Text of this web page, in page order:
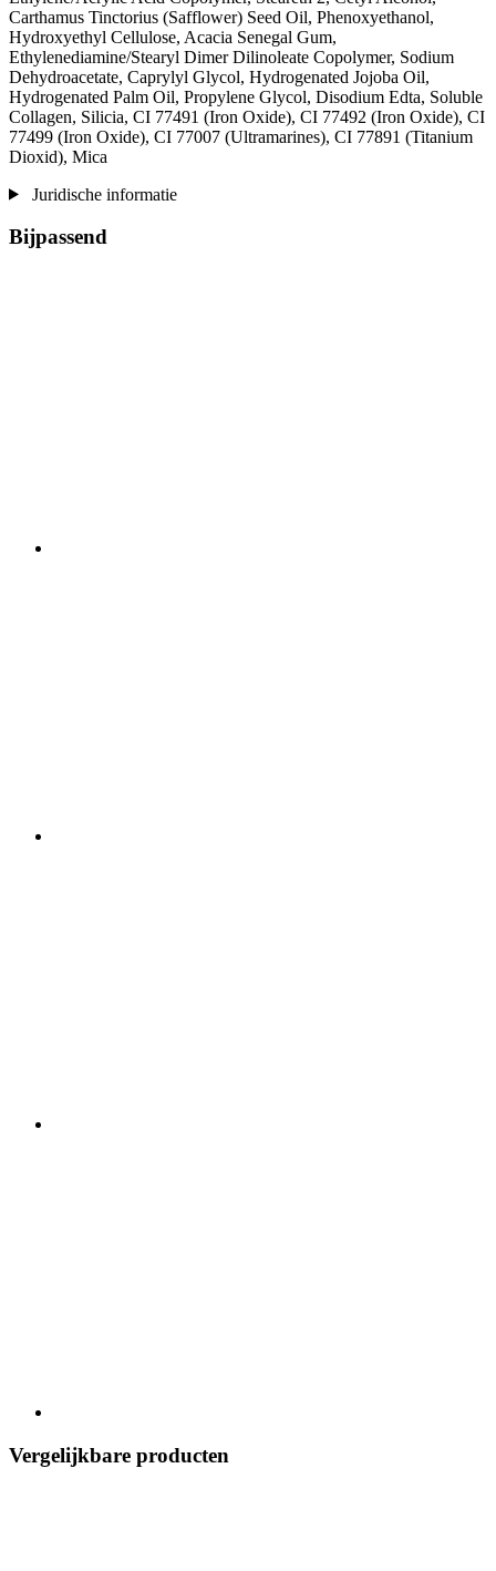
Carthamus Tinctorius (Safflower) Seed Oil, Phenoxyethanol,
Hydroxyethyl Cellulose, Acacia Senegal Gum,
Ethylenediamine/Stearyl Dimer Dilinoleate Copolymer, Sodium
Dehydroacetate, Caprylyl Glycol, Hydrogenated Jojoba Oil,
Hydrogenated Palm Oil, Propylene Glycol, Disodium Edta, Soluble
Collagen, Silicia, CI 77491 (Iron Oxide), CI 77492 (Iron Oxide), CI
77499 (Iron Oxide), CI 77007 (Ultramarines) , CI 77891 (Titanium
Dioxid), Mica
Juridische informatie
Bijpassend
Vergelijkbare producten